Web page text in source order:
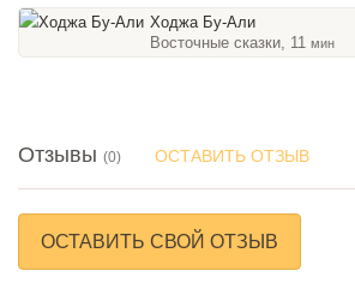
Ходжа Бу-Али
Восточные сказки, 11 мин
Отзывы (0) ОСТАВИТЬ ОТЗЫВ
ОСТАВИТЬ СВОЙ ОТЗЫВ